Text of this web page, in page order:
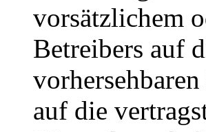
vorsätzlichem
Betreibers auf
auf die